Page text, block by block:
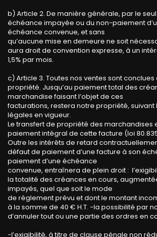
b) Article 2. De manière générale, par le seul
échéance impayée ou du non-paiement
échéance convenue, et sans
qu’aucune mise en demeure ne soit
aura droit de convention expresse, à un
1,5% par mois.
c) Article 3. Toutes nos ventes sont
propriété. Jusqu’au paiement total des
marchandise faisant l’objet de ces
facturations, restera notre propriété, suivant
légales en vigueur.
Le transfert de propriété des marchandises
paiement intégral de cette facture (loi 80.835
Outre les intérêts de retard
défaut de paiement d’une facture à son
paiement d’une échéance
convenue, entraînera de plein droit :
la totalité des créances en cours,
impayés, quel que soit le mode
de règlement prévu et dont le montant
à la somme de 40 € H.T. -la possibilité par
d’annuler tout ou une partie des ordres en
-l’exigibilité, à titre de clause pénale non